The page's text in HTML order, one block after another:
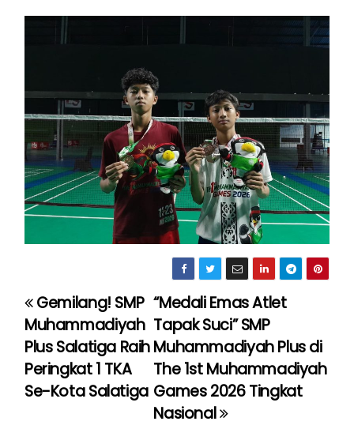
P
o
s
“Medali Emas Atlet
Tapak Suci” SMP
Muhammadiyah Plus di
The 1st Muhammadiyah
Games 2026 Tingkat
Nasional
Gemilang! SMP
Muhammadiyah
Plus Salatiga Raih
Peringkat 1 TKA
Se-Kota Salatiga